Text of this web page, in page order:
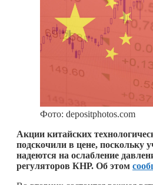
Фото: depositphotos.com
Акции китайских
подскочили в цене, поскольку
надеются на ослабление
регуляторов КНР. Об этом